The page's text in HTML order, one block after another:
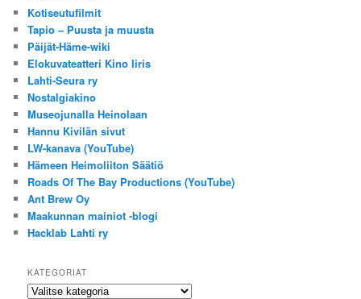
Kotiseutufilmit
Tapio – Puusta ja muusta
Päijät-Häme-wiki
Elokuvateatteri Kino Iiris
Lahti-Seura ry
Nostalgiakino
Museojunalla Heinolaan
Hannu Kivilän sivut
LW-kanava (YouTube)
Hämeen Heimoliiton Säätiö
Roads Of The Bay Productions (YouTube)
Ant Brew Oy
Maakunnan mainiot -blogi
Hacklab Lahti ry
KATEGORIAT
Kategoriat